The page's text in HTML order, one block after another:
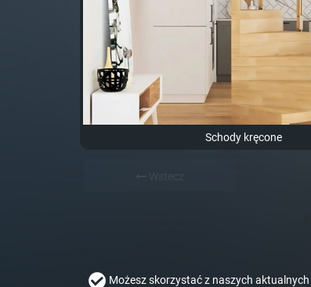
Schody kręcone
Możesz skorzystać z naszych aktualnych